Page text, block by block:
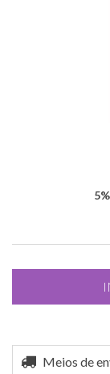
Entregas para o
Meios de